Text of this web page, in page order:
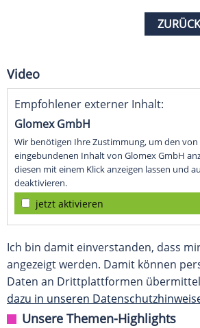
Video
Empfohlener externer Inhalt:
Glomex GmbH
Wir benötigen Ihre Zustimmung, um den
eingebundenen Inhalt von Glomex GmbH
diesen mit einem Klick anzeigen lassen und
deaktivieren.
jetzt aktivieren
Ich bin damit einverstanden, dass
angezeigt werden. Damit können
Daten an Drittplattformen
dazu in unseren
Unsere Themen-Highlights